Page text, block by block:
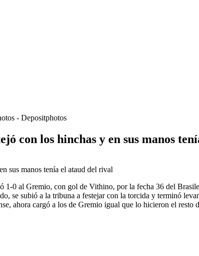
- Depositphotos
con los hinchas y en sus manos
0 al Gremio, con gol de Vithino, por la fecha 36 del
se subió a la tribuna a festejar con la torcida y terminó
ahora cargó a los de Gremio igual que lo hicieron el